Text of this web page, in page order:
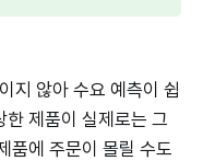
지 않아 수요 예측이 쉽
제품이 실제로는 그
품에 주문이 몰릴 수도